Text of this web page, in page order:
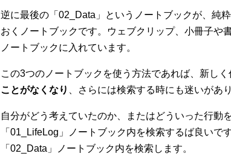
逆に最後の「02_Data」というノートブックが、純
おくノートブックです。ウェブクリップ、小冊子や
ノートブックに入れています。
この3つのノートブックを使う方法であれば、新しく
ことがなくなり
、さらには検索する時にも迷いがあ
自分がどう考えていたのか、またはどういった行動
「01_LifeLog」ノートブック内を検索するば良いで
「02_Data」ノートブック内を検索します。